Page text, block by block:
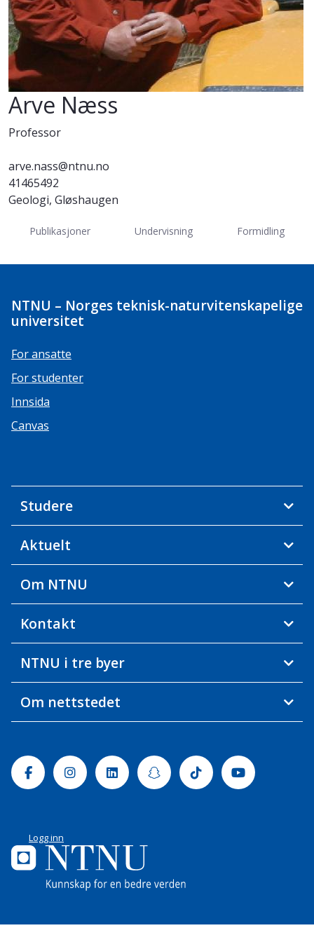
Arve Næss
Professor
arve.nass@ntnu.no
41465492
Geologi, Gløshaugen
Publikasjoner Undervisning Formidling
NTNU – Norges teknisk-naturvitenskapelige
universitet
For ansatte
For studenter
Innsida
Canvas
Studere
Aktuelt
Om NTNU
Kontakt
NTNU i tre byer
Om nettstedet
FacebookInstagramLinkedinSnapchatTiktok Youtube
Logg inn